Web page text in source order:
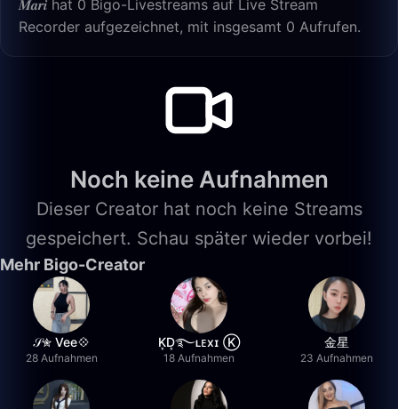
𝑴𝒂𝒓𝒊 hat 0 Bigo-Livestreams auf Live Stream
Recorder aufgezeichnet, mit insgesamt 0 Aufrufen.
Noch keine Aufnahmen
Dieser Creator hat noch keine Streams
gespeichert. Schau später wieder vorbei!
Mehr Bigo-Creator
𝒮✮ Vee💠
28 Aufnahmen
K͙D͙࿐ʟᴇxɪ Ⓚ
18 Aufnahmen
金星
23 Aufnahmen